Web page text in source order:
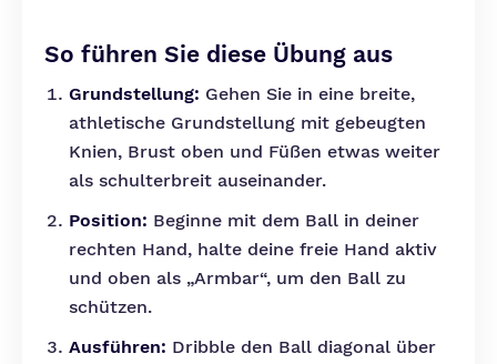
So führen Sie diese Übung aus
Grundstellung: Gehen Sie in eine breite,
athletische Grundstellung mit gebeugten
Knien, Brust oben und Füßen etwas weiter
als schulterbreit auseinander.
Position: Beginne mit dem Ball in deiner
rechten Hand, halte deine freie Hand aktiv
und oben als „Armbar“, um den Ball zu
schützen.
Ausführen: Dribble den Ball diagonal über